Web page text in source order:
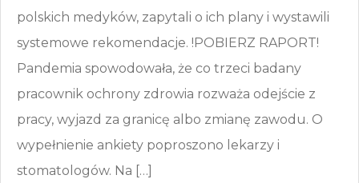
polskich medyków, zapytali o ich plany i wystawili
systemowe rekomendacje. !POBIERZ RAPORT!
Pandemia spowodowała, że co trzeci badany
pracownik ochrony zdrowia rozważa odejście z
pracy, wyjazd za granicę albo zmianę zawodu. O
wypełnienie ankiety poproszono lekarzy i
stomatologów. Na […]